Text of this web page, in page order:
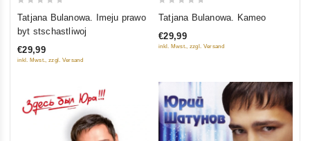
out
5
Tatjana Bulanowa. Imeju prawo
byt stschastliwoj
€29,99
inkl. Mwst., zzgl. Versand
out
of
Tatjana Bulanowa. Kameo
€29,99
inkl. Mwst., zzgl. Versand